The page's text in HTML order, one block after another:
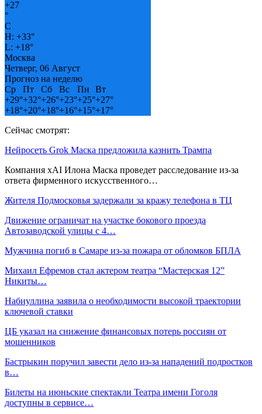
+27
°
C
H: +33°
L: +18°
Москва
Четверг, 06 Август
Прогноз на неделю
Ср
Пт Сб Вс Пн
Вт
+29°+32°+26°+23°+25°+27°
+18°+20°+18°+16°+15°+17°
Сейчас смотрят:
Нейросеть Grok Маска предложила казнить Трампа
Компания xAI Илона Маска проведет расследование из-за
ответа фирменного искусственного…
Жителя Подмосковья задержали за кражу телефона в ТЦ
Движение ограничат на участке бокового проезда
Автозаводской улицы с 4…
Мужчина погиб в Самаре из-за пожара от обломков БПЛА
Михаил Ефремов стал актером театра “Мастерская 12”
Никиты…
Набиуллина заявила о необходимости высокой траектории
ключевой ставки
ЦБ указал на снижение финансовых потерь россиян от
мошенников
Бастрыкин поручил завести дело из-за нападений подростков
в…
Билеты на июньские спектакли Театра имени Гоголя
доступны в сервисе…